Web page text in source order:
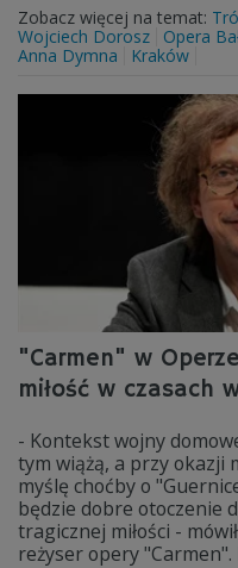
Zobacz więcej na temat:
Wojciech Dorosz
Opera
Anna Dymna
Kraków
"Carmen" w
miłość w czasach
- Kontekst wojny
tym wiążą, a przy okazji
myślę choćby o
będzie dobre otoczenie
tragicznej miłości -
reżyser opery